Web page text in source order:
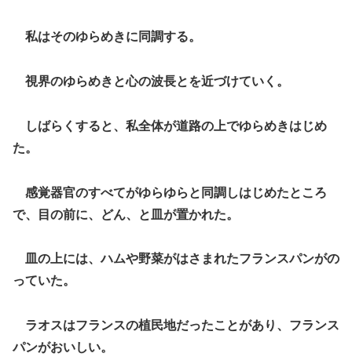
私はそのゆらめきに同調する。
視界のゆらめきと心の波長とを近づけていく。
しばらくすると、私全体が道路の上でゆらめきはじめ
た。
感覚器官のすべてがゆらゆらと同調しはじめたところ
で、目の前に、どん、と皿が置かれた。
皿の上には、ハムや野菜がはさまれたフランスパンがの
っていた。
ラオスはフランスの植民地だったことがあり、フランス
パンがおいしい。